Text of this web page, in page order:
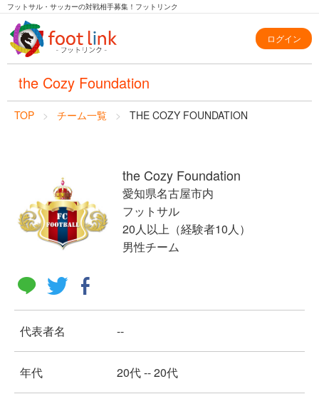
フットサル・サッカーの対戦相手募集！フットリンク
ログイン
the Cozy Foundation
TOP チーム一覧 THE COZY FOUNDATION
the Cozy Foundation
愛知県名古屋市内
フットサル
20人以上（経験者10人）
男性チーム
代表者名 --
年代 20代 -- 20代